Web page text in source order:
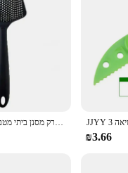
Creative בישול אתים מזון מסננת סקופ ניילון כף ניקוז גאדג 'טים גדול מסננת מרק מסנן ביתי מטבח אבזרים
₪3.66